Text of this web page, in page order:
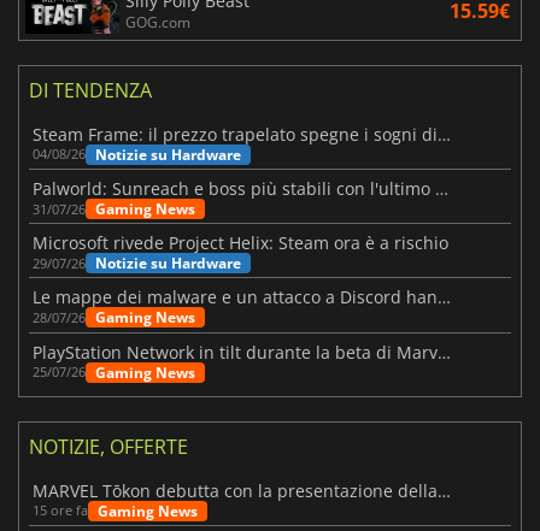
GOG.com 15.59€
DI TENDENZA
Steam Frame: il prezzo trapelato spegne i sogni di un VR economico
04/08/26 Notizie su Hardware
Palworld: Sunreach e boss più stabili con l'ultimo update
31/07/26 Gaming News
Microsoft rivede Project Helix: Steam ora è a rischio
29/07/26 Notizie su Hardware
Le mappe dei malware e un attacco a Discord hanno colpito Meccha Chameleon
28/07/26 Gaming News
PlayStation Network in tilt durante la beta di Marvel Tōkon
25/07/26 Gaming News
NOTIZIE, OFFERTE
MARVEL Tōkon debutta con la presentazione della roadmap per il primo anno
15 ore fa Gaming News